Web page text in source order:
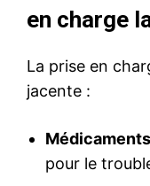
en charge
La prise en
jacente :
pour le